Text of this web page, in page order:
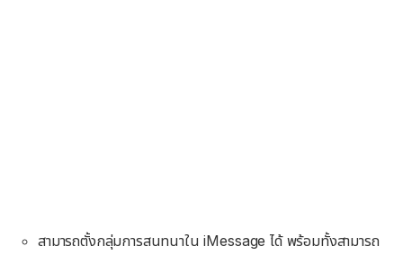
สามารถตั้งกลุ่มการสนทนาใน iMessage ได้ พร้อมทั้งสามารถ